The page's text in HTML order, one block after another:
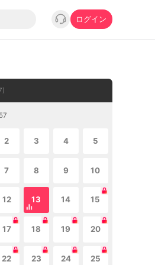
ログイン
)
2 3 4 5
7 8 9 10
12 13 14 15
17 18 19 20
22 23 24 25